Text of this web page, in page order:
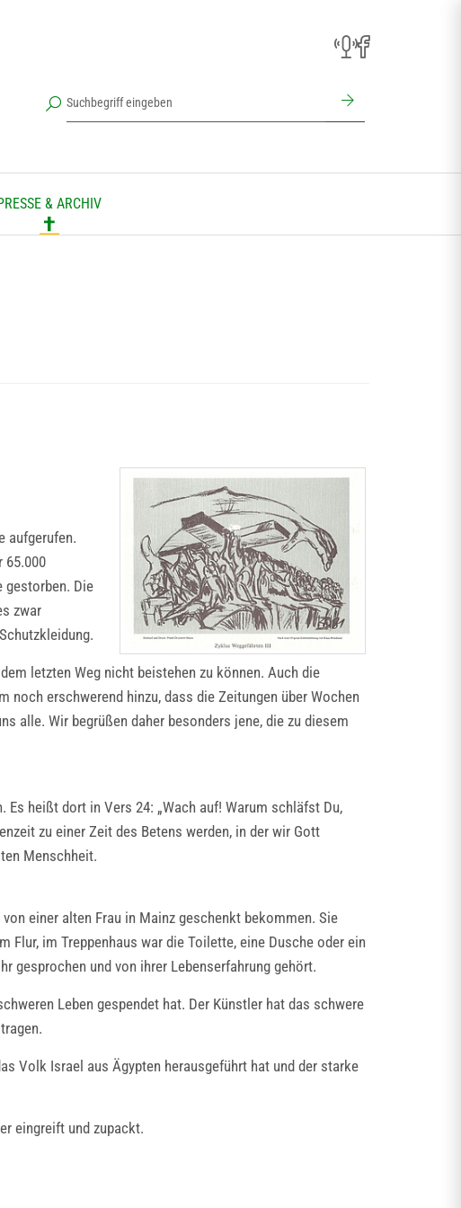
& ARCHIV
aufgerufen.
65.000
gestorben. Die
zwar
letzten Weg nicht beistehen zu können. Auch die
noch erschwerend hinzu, dass die Zeitungen über Wochen
alle. Wir begrüßen daher besonders jene, die zu diesem
heißt dort in Vers 24: „Wach auf! Warum schläfst Du,
zu einer Zeit des Betens werden, in der wir Gott
Menschheit.
einer alten Frau in Mainz geschenkt bekommen. Sie
Flur, im Treppenhaus war die Toilette, eine Dusche oder ein
gesprochen und von ihrer Lebenserfahrung gehört.
Leben gespendet hat. Der Künstler hat das schwere
Volk Israel aus Ägypten herausgeführt hat und der starke
eingreift und zupackt.